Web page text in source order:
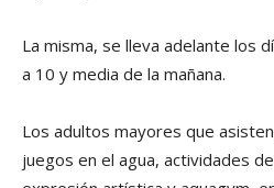
La misma, se lleva adelante los
a 10 y media de la mañana.
Los adultos mayores que
juegos en el agua, actividades